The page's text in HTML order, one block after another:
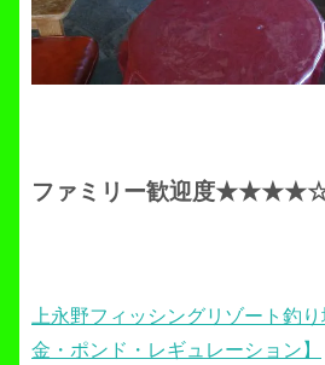
ファミリー歓迎度
上永野フィッシングリゾート釣
金・ポンド・レギュレーション】